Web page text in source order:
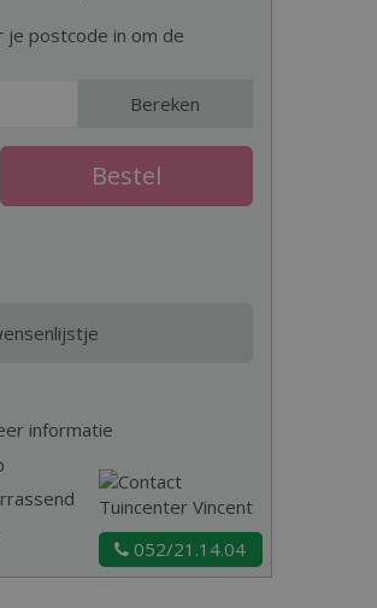
je postcode in om de
Bereken
informatie
052/21.14.04